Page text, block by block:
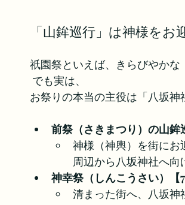
「山鉾巡行」は神様を
祇園祭といえば、きらびやかな
でも実は、
お祭りの本当の主役は「八坂神
前祭（さきまつり）の山鉾
神様（神輿）を街に
周辺から八坂神社へ向
神幸祭（しんこうさい）【7
清まった街へ、八坂神